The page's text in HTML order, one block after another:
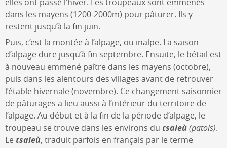
dans les mayens (1200-2000m) pour pâturer. Ils y
restent jusqu’à la fin juin.
Puis, c’est la montée à l’alpage, ou inalpe. La saison
d’alpage dure jusqu’à fin septembre. Ensuite, le bétail est
à nouveau emmené paître dans les mayens (octobre),
puis dans les alentours des villages avant de retrouver
l’étable hivernale (novembre). Ce changement saisonnier
de pâturages a lieu aussi à l’intérieur du territoire de
l’alpage. Au début et à la fin de la période d’alpage, le
troupeau se trouve dans les environs du tsaleù(patois).
Le tsaleù, traduit parfois en français par le terme